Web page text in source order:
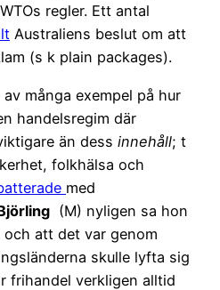
regler. Ett antal
Australiens beslut om att
(s k plain packages).
många exempel på hur
handelsregim där
än dess innehåll; t
folkhälsa och
med
(M) nyligen sa hon
att det var genom
skulle lyfta sig
frihandel verkligen alltid